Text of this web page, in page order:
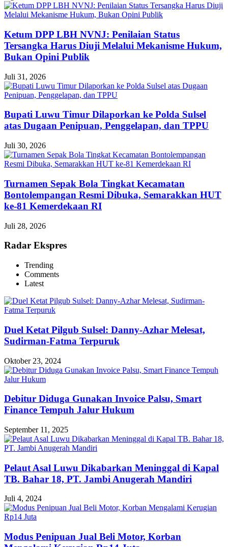
Ketum DPP LBH NVNJ: Penilaian Status
Tersangka Harus Diuji Melalui Mekanisme Hukum,
Bukan Opini Publik
Juli 31, 2026
Bupati Luwu Timur Dilaporkan ke Polda Sulsel
atas Dugaan Penipuan, Penggelapan, dan TPPU
Juli 30, 2026
Turnamen Sepak Bola Tingkat Kecamatan
Bontolempangan Resmi Dibuka, Semarakkan HUT
ke-81 Kemerdekaan RI
Juli 28, 2026
Radar Ekspres
Trending
Comments
Latest
Duel Ketat Pilgub Sulsel: Danny-Azhar Melesat,
Sudirman-Fatma Terpuruk
Oktober 23, 2024
Debitur Diduga Gunakan Invoice Palsu, Smart
Finance Tempuh Jalur Hukum
September 11, 2025
Pelaut Asal Luwu Dikabarkan Meninggal di Kapal
TB. Bahar 18, PT. Jambi Anugerah Mandiri
Juli 4, 2024
Modus Penipuan Jual Beli Motor, Korban